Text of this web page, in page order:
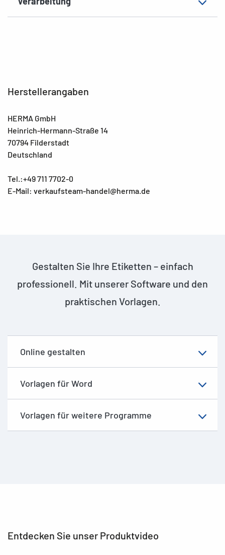
Herstellerangaben
HERMA GmbH
Heinrich-Hermann-Straße 14
70794 Filderstadt
Deutschland
Tel.:+49 711 7702-0
E-Mail: verkaufsteam-handel@herma.de
Gestalten Sie Ihre Etiketten – einfach
professionell. Mit unserer Software und den
praktischen Vorlagen.
Online gestalten
Vorlagen für Word
Vorlagen für weitere Programme
Entdecken Sie unser Produktvideo